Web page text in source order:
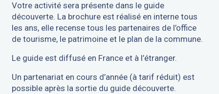
Votre activité sera présente dans le guide
découverte. La brochure est réalisé en interne tous
les ans, elle recense tous les partenaires de l’office
de tourisme, le patrimoine et le plan de la commune.
Le guide est diffusé en France et à l’étranger.
Un partenariat en cours d’année (à tarif réduit) est
possible après la sortie du guide découverte.